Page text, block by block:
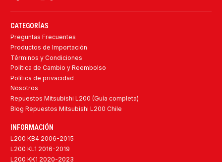
CATEGORÍAS
Preguntas Frecuentes
Productos de Importación
Términos y Condiciones
Política de Cambio y Reembolso
Política de privacidad
Nosotros
Repuestos Mitsubishi L200 (Guía completa)
Blog Repuestos Mitsubishi L200 Chile
INFORMACIÓN
L200 KB4 2006-2015
L200 KL1 2016-2019
L200 KK1 2020-2023